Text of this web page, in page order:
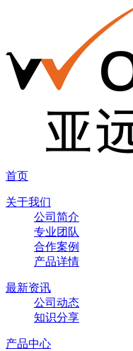
首页
关于我们
公司简介
专业团队
合作案例
产品详情
最新资讯
公司动态
知识分享
产品中心